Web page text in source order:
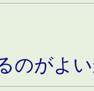
のがよ